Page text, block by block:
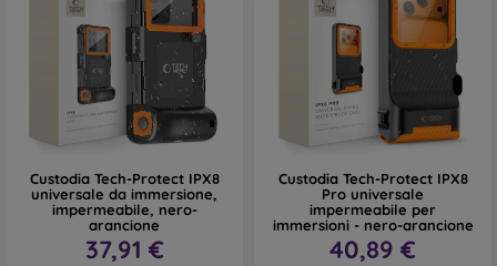
Custodia Tech-Protect IPX8
universale da immersione,
impermeabile, nero-
arancione
37,91 €
Custodia Tech-Protect IPX8
Pro universale
impermeabile per
immersioni - nero-arancione
40,89 €